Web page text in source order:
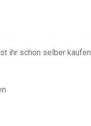
ihr schon selber